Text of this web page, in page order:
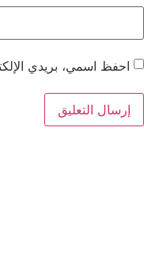
احفظ اسمي، بريدي